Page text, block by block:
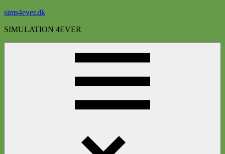
Videre
indhold
sims4ever.dk
SIMULATION 4EVER